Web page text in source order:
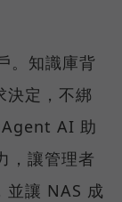
。知識庫背
決定，不綁
AI 助
，讓管理者
並讓 NAS 成